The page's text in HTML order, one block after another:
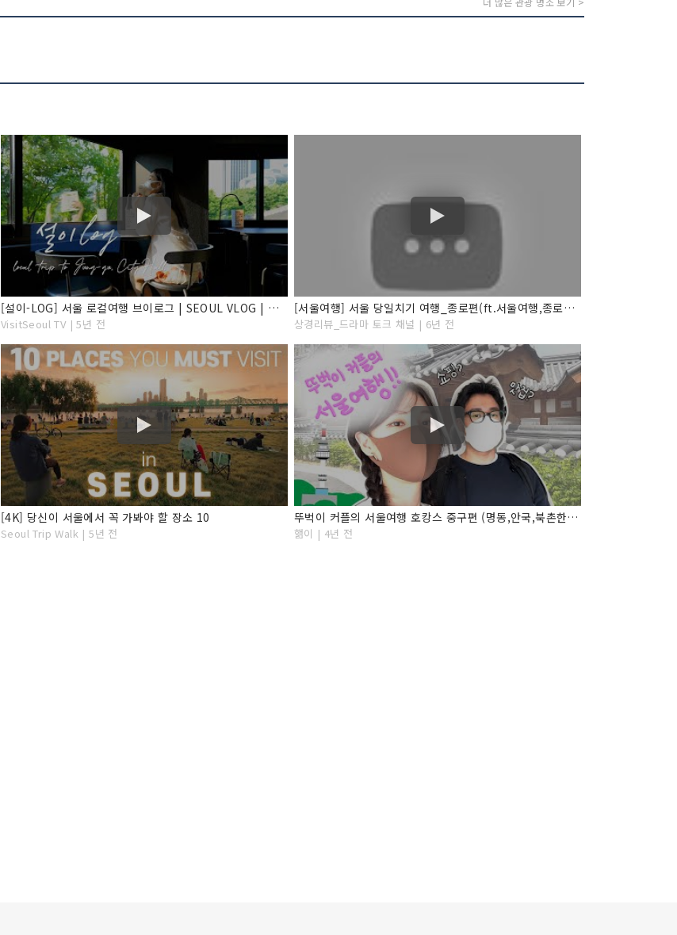
[설이-LOG] 서울 로컬여행 브이로그 | SEOUL VLOG | 중구,시청,덕수궁,서울시립미술관,목멱산방,레터링주얼리랩,마이시크릿덴
VisitSeoul TV | 5년 전
[서울여행] 서울 당일치기 여행_종로편(ft.서울여행,종로맛집)(korea seoul,travel tube,travel korea)
상경리뷰_드라마 토크 채널 | 6년 전
[4K] 당신이 서울에서 꼭 가봐야 할 장소 10
Seoul Trip Walk | 5년 전
뚜벅이 커플의 서울여행 호캉스 중구편 (명동,안국,북촌한옥마을,따릉이)
핾이 | 4년 전